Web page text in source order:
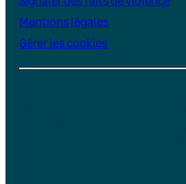
Mentions légales
Gérer les cookies